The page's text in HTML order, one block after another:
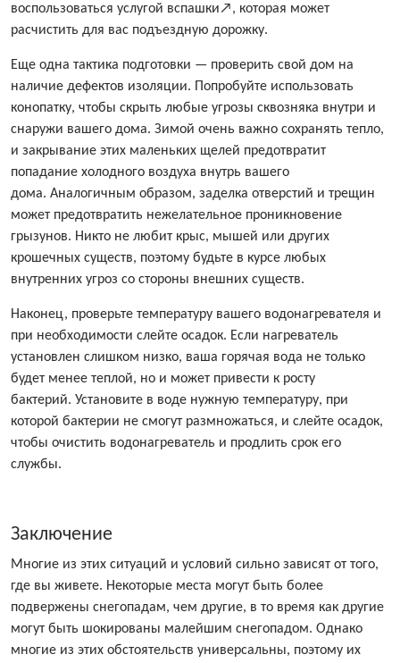
воспользоваться услугой вспашки↗, которая может
расчистить для вас подъездную дорожку.
Еще одна тактика подготовки — проверить свой дом на
наличие дефектов изоляции. Попробуйте использовать
конопатку, чтобы скрыть любые угрозы сквозняка внутри и
снаружи вашего дома. Зимой очень важно сохранять тепло,
и закрывание этих маленьких щелей предотвратит
попадание холодного воздуха внутрь вашего
дома. Аналогичным образом, заделка отверстий и трещин
может предотвратить нежелательное проникновение
грызунов. Никто не любит крыс, мышей или других
крошечных существ, поэтому будьте в курсе любых
внутренних угроз со стороны внешних существ.
Наконец, проверьте температуру вашего водонагревателя и
при необходимости слейте осадок. Если нагреватель
установлен слишком низко, ваша горячая вода не только
будет менее теплой, но и может привести к росту
бактерий. Установите в воде нужную температуру, при
которой бактерии не смогут размножаться, и слейте осадок,
чтобы очистить водонагреватель и продлить срок его
службы.
Заключение
Многие из этих ситуаций и условий сильно зависят от того,
где вы живете. Некоторые места могут быть более
подвержены снегопадам, чем другие, в то время как другие
могут быть шокированы малейшим снегопадом. Однако
многие из этих обстоятельств универсальны, поэтому их